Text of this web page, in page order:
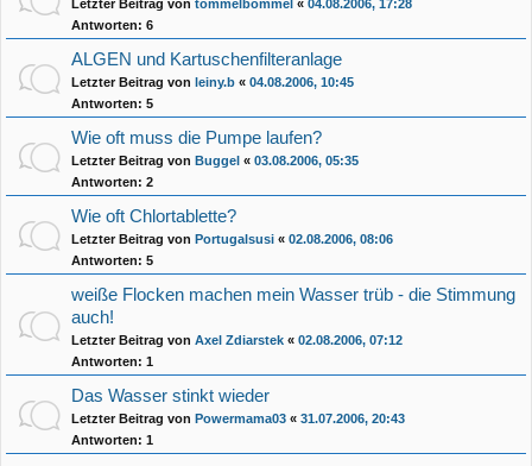
Letzter Beitrag von tommelbommel « 04.08.2006, 17:28
Antworten: 6
ALGEN und Kartuschenfilteranlage
Letzter Beitrag von leiny.b « 04.08.2006, 10:45
Antworten: 5
Wie oft muss die Pumpe laufen?
Letzter Beitrag von Buggel « 03.08.2006, 05:35
Antworten: 2
Wie oft Chlortablette?
Letzter Beitrag von Portugalsusi « 02.08.2006, 08:06
Antworten: 5
weiße Flocken machen mein Wasser trüb - die Stimmung
auch!
Letzter Beitrag von Axel Zdiarstek « 02.08.2006, 07:12
Antworten: 1
Das Wasser stinkt wieder
Letzter Beitrag von Powermama03 « 31.07.2006, 20:43
Antworten: 1